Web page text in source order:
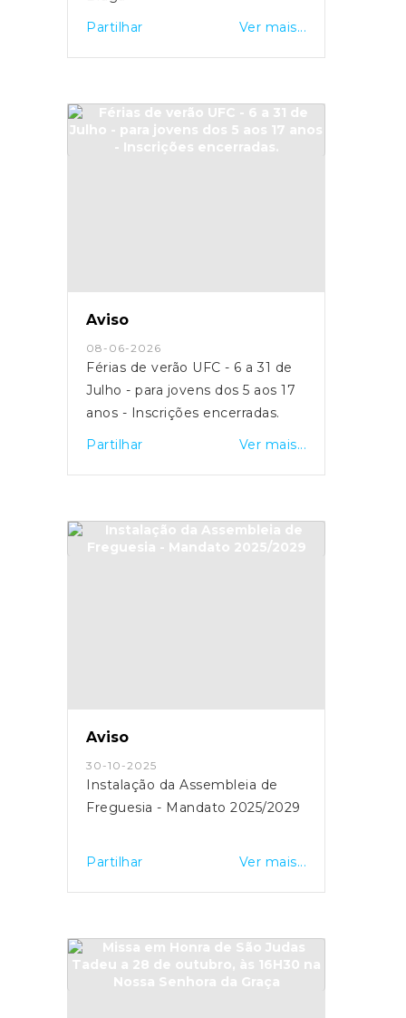
Partilhar
Ver mais...
Aviso
08-06-2026
Férias de verão UFC - 6 a 31 de
Julho - para jovens dos 5 aos 17
anos - Inscrições encerradas.
Partilhar
Ver mais...
Aviso
30-10-2025
Instalação da Assembleia de
Freguesia - Mandato 2025/2029
Partilhar Ver mais...